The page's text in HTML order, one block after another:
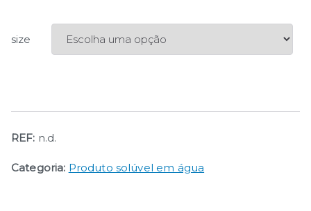
size
REF: n.d.
Categoria: Produto solúvel em água